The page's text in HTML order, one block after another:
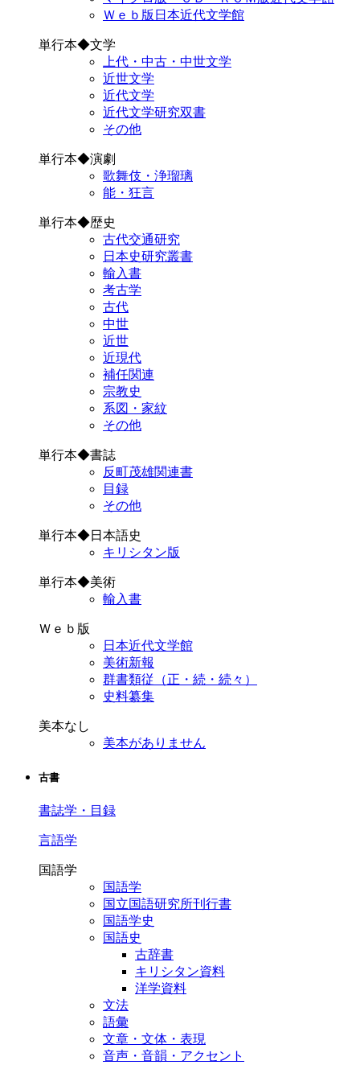
Ｗｅｂ版日本近代文学館
単行本◆文学
上代・中古・中世文学
近世文学
近代文学
近代文学研究双書
その他
単行本◆演劇
歌舞伎・浄瑠璃
能・狂言
単行本◆歴史
古代交通研究
日本史研究叢書
輸入書
考古学
古代
中世
近世
近現代
補任関連
宗教史
系図・家紋
その他
単行本◆書誌
反町茂雄関連書
目録
その他
単行本◆日本語史
キリシタン版
単行本◆美術
輸入書
Ｗｅｂ版
日本近代文学館
美術新報
群書類従（正・続・続々）
史料纂集
美本なし
美本がありません
古書
書誌学・目録
言語学
国語学
国語学
国立国語研究所刊行書
国語学史
国語史
古辞書
キリシタン資料
洋学資料
文法
語彙
文章・文体・表現
音声・音韻・アクセント